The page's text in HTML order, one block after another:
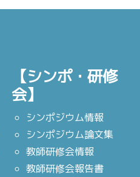
【シンポ・研修
会】
シンポジウム情報
シンポジウム論文集
教師研修会情報
教師研修会報告書